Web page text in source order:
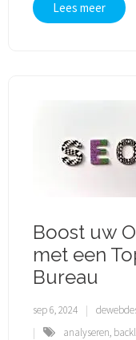
Lees meer
Boost uw
met een
Bureau
sep 6, 2024
analyseren,